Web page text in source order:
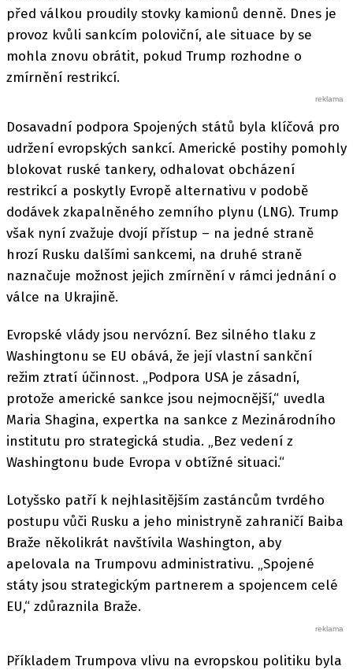
před válkou proudily stovky kamionů denně. Dnes je
provoz kvůli sankcím poloviční, ale situace by se
mohla znovu obrátit, pokud Trump rozhodne o
zmírnění restrikcí.
Dosavadní podpora Spojených států byla klíčová pro
udržení evropských sankcí. Americké postihy pomohly
blokovat ruské tankery, odhalovat obcházení
restrikcí a poskytly Evropě alternativu v podobě
dodávek zkapalněného zemního plynu (LNG). Trump
však nyní zvažuje dvojí přístup – na jedné straně
hrozí Rusku dalšími sankcemi, na druhé straně
naznačuje možnost jejich zmírnění v rámci jednání o
válce na Ukrajině.
Evropské vlády jsou nervózní. Bez silného tlaku z
Washingtonu se EU obává, že její vlastní sankční
režim ztratí účinnost. „Podpora USA je zásadní,
protože americké sankce jsou nejmocnější,“ uvedla
Maria Shagina, expertka na sankce z Mezinárodního
institutu pro strategická studia. „Bez vedení z
Washingtonu bude Evropa v obtížné situaci.“
Lotyšsko patří k nejhlasitějším zastáncům tvrdého
postupu vůči Rusku a jeho ministryně zahraničí Baiba
Braže několikrát navštívila Washington, aby
apelovala na Trumpovu administrativu. „Spojené
státy jsou strategickým partnerem a spojencem celé
EU,“ zdůraznila Braže.
Příkladem Trumpova vlivu na evropskou politiku byla